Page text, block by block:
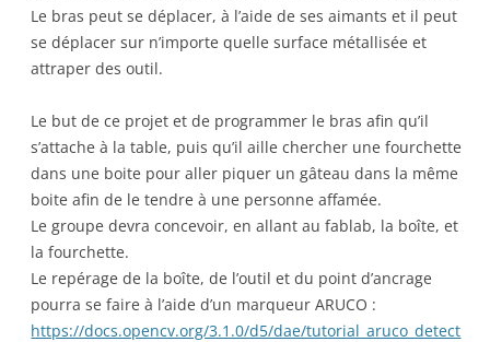
Le bras peut se déplacer, à l’aide de ses aimants et il peut
se déplacer sur n’importe quelle surface métallisée et
attraper des outil.
Le but de ce projet et de programmer le bras afin qu’il
s’attache à la table, puis qu’il aille chercher une fourchette
dans une boite pour aller piquer un gâteau dans la même
boite afin de le tendre à une personne affamée.
Le groupe devra concevoir, en allant au fablab, la boîte, et
la fourchette.
Le repérage de la boîte, de l’outil et du point d’ancrage
pourra se faire à l’aide d’un marqueur ARUCO :
https://docs.opencv.org/3.1.0/d5/dae/tutorial_aruco_detect